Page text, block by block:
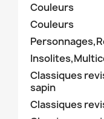
Couleurs
Couleurs
Classiques
sapin
Classiques